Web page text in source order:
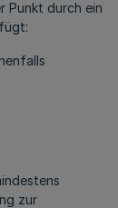
Punkt durch ein
zur